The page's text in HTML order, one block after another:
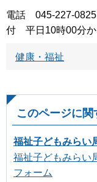
電話 045-227-
付 平日10時00分か
健康・福祉
このページに
福祉子どもみらい
福祉子どもみらい
フォーム